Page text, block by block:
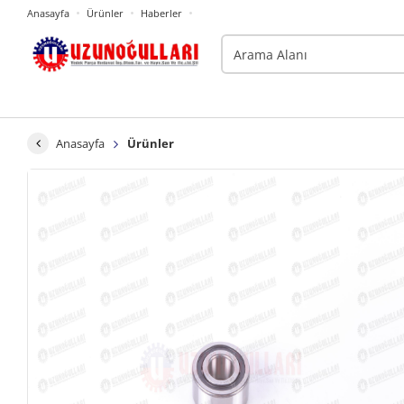
Anasayfa Ürünler Haberler
Anasayfa Ürünler